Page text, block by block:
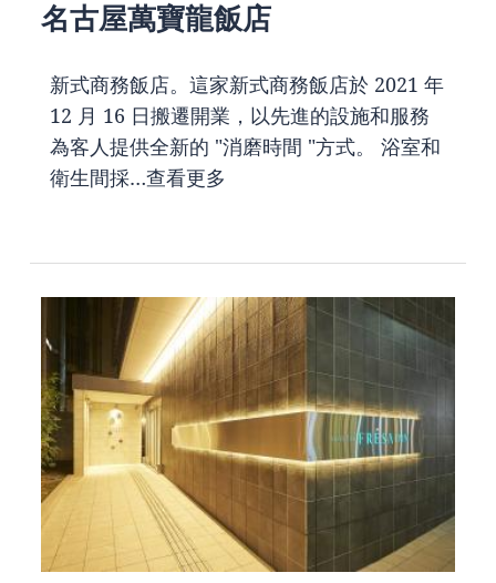
名古屋萬寶龍飯店
新式商務飯店。這家新式商務飯店於 2021 年
12 月 16 日搬遷開業，以先進的設施和服務
為客人提供全新的 "消磨時間 "方式。 浴室和
衛生間採…查看更多